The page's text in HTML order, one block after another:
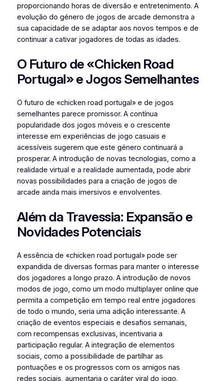
proporcionando horas de diversão e entretenimento. A
evolução do género de jogos de arcade demonstra a
sua capacidade de se adaptar aos novos tempos e de
continuar a cativar jogadores de todas as idades.
O Futuro de «Chicken Road
Portugal» e Jogos Semelhantes
O futuro de «chicken road portugal» e de jogos
semelhantes parece promissor. A contínua
popularidade dos jogos móveis e o crescente
interesse em experiências de jogo casuais e
acessíveis sugerem que este género continuará a
prosperar. A introdução de novas tecnologias, como a
realidade virtual e a realidade aumentada, pode abrir
novas possibilidades para a criação de jogos de
arcade ainda mais imersivos e envolventes.
Além da Travessia: Expansão e
Novidades Potenciais
A essência de «chicken road portugal» pode ser
expandida de diversas formas para manter o interesse
dos jogadores a longo prazo. A introdução de novos
modos de jogo, como um modo multiplayer online que
permita a competição em tempo real entre jogadores
de todo o mundo, seria uma adição interessante. A
criação de eventos especiais e desafios semanais,
com recompensas exclusivas, incentivaria a
participação regular. A integração de elementos
sociais, como a possibilidade de partilhar as
pontuações e os progressos com os amigos nas
redes sociais, aumentaria o caráter viral do jogo.